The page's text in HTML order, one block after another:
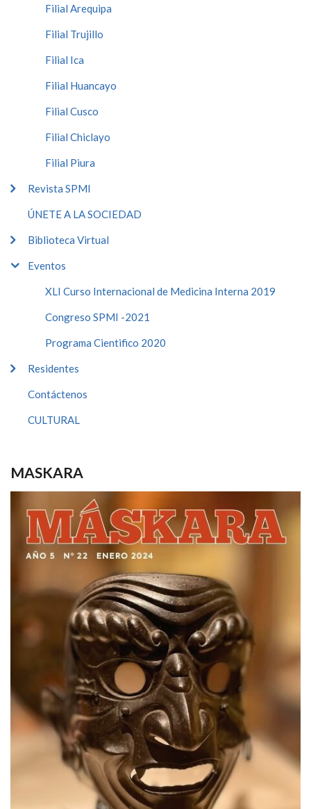
Filial Arequipa
Filial Trujillo
Filial Ica
Filial Huancayo
Filial Cusco
Filial Chiclayo
Filial Piura
Revista SPMI
ÚNETE A LA SOCIEDAD
Biblioteca Virtual
Eventos
XLI Curso Internacional de Medicina Interna 2019
Congreso SPMI -2021
Programa Cientifico 2020
Residentes
Contáctenos
CULTURAL
MASKARA